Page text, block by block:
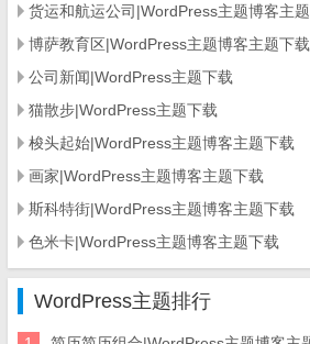
货运和航运公司|WordPress主题博客主
博萨教育区|WordPress主题博客主题下载
公司新闻|WordPress主题下载
猫散步|WordPress主题下载
梭头起始|WordPress主题博客主题下载
画家|WordPress主题博客主题下载
斯科特街|WordPress主题博客主题下载
色米卡|WordPress主题博客主题下载
WordPress主题排行